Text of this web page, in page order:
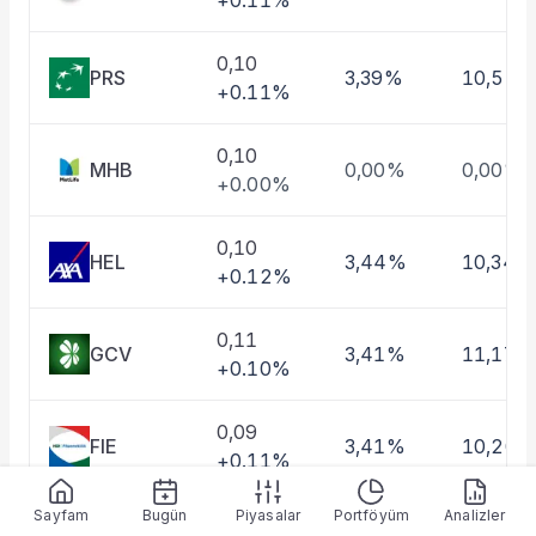
PRS
0,10
+0.11%
3,39% 10,51%
MHB
0,10
+0.00%
0,00% 0,00%
HEL
0,10
+0.12%
3,44% 10,34%
GCV
0,11
+0.10%
3,41% 11,17%
FIE
0,09
+0.11%
3,41% 10,20%
0,10
Sayfam Bugün Piyasalar Portföyüm Analizler